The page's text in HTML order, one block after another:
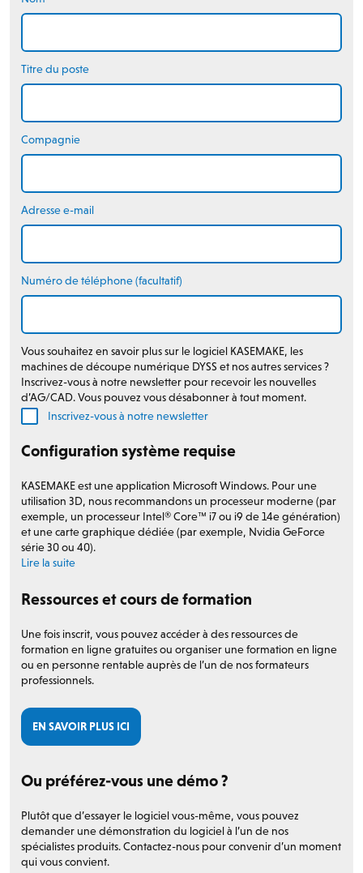
Titre du poste
Compagnie
Adresse e-mail
Numéro de téléphone (facultatif)
Vous souhaitez en savoir plus sur le logiciel KASEMAKE, les
machines de découpe numérique DYSS et nos autres services ?
Inscrivez-vous à notre newsletter pour recevoir les nouvelles
d’AG/CAD. Vous pouvez vous désabonner à tout moment.
Inscrivez-vous à notre newsletter
Configuration système requise
KASEMAKE est une application Microsoft Windows. Pour une
utilisation 3D, nous recommandons un processeur moderne (par
exemple, un processeur Intel® Core™ i7 ou i9 de 14e génération)
et une carte graphique dédiée (par exemple, Nvidia GeForce
série 30 ou 40).
Lire la suite
Ressources et cours de formation
Une fois inscrit, vous pouvez accéder à des ressources de
formation en ligne gratuites ou organiser une formation en ligne
ou en personne rentable auprès de l’un de nos formateurs
professionnels.
EN SAVOIR PLUS ICI
Ou préférez-vous une démo ?
Plutôt que d’essayer le logiciel vous-même, vous pouvez
demander une démonstration du logiciel à l’un de nos
spécialistes produits. Contactez-nous pour convenir d’un moment
qui vous convient.